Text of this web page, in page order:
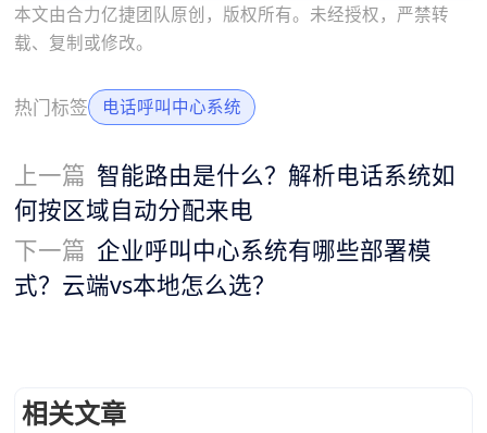
本文由合力亿捷团队原创，版权所有。未经授权，严禁转
载、复制或修改。
热门标签 电话呼叫中心系统
上一篇 智能路由是什么？解析电话系统如
何按区域自动分配来电
下一篇 企业呼叫中心系统有哪些部署模
式？云端vs本地怎么选？
相关文章